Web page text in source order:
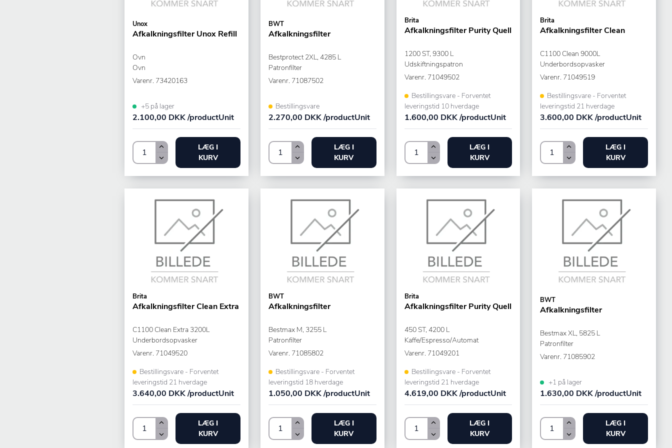
Unox
Afkalkningsfilter Unox Refill
Ovn
Ovn
Varenr. 73420163
+5 på lager
2.100,00 DKK /productUnit
LÆG I
KURV
BWT
Afkalkningsfilter
Bestprotect 2XL, 4285 L
Patronfilter
Varenr. 71087502
Bestillingsvare
2.270,00 DKK /productUnit
LÆG I
KURV
Brita
Afkalkningsfilter Purity Quell
1200 ST, 9300 L
Udskiftningspatron
Varenr. 71049502
Bestillingsvare - Forventet
leveringstid 10 hverdage
1.600,00 DKK /productUnit
LÆG I
KURV
Brita
Afkalkningsfilter Clean
C1100 Clean 9000L
Underbordsopvasker
Varenr. 71049519
Bestillingsvare - Forventet
leveringstid 21 hverdage
3.600,00 DKK /productUnit
LÆG I
KURV
Brita
Afkalkningsfilter Clean Extra
C1100 Clean Extra 3200L
Underbordsopvasker
Varenr. 71049520
Bestillingsvare - Forventet
leveringstid 21 hverdage
3.640,00 DKK /productUnit
LÆG I
KURV
BWT
Afkalkningsfilter
Bestmax M, 3255 L
Patronfilter
Varenr. 71085802
Bestillingsvare - Forventet
leveringstid 18 hverdage
1.050,00 DKK /productUnit
LÆG I
KURV
Brita
Afkalkningsfilter Purity Quell
450 ST, 4200 L
Kaffe/Espresso/Automat
Varenr. 71049201
Bestillingsvare - Forventet
leveringstid 21 hverdage
4.619,00 DKK /productUnit
LÆG I
KURV
BWT
Afkalkningsfilter
Bestmax XL, 5825 L
Patronfilter
Varenr. 71085902
+1 på lager
1.630,00 DKK /productUnit
LÆG I
KURV